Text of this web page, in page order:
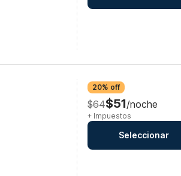
20% off
$64$51/noche
+ Impuestos
Seleccionar